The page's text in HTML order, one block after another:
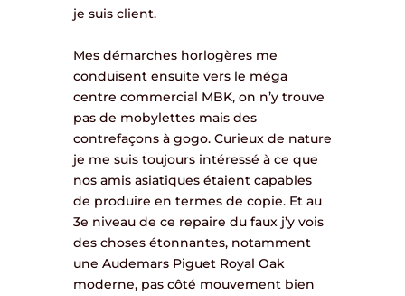
je suis client.
Mes démarches horlogères me
conduisent ensuite vers le méga
centre commercial MBK, on n’y trouve
pas de mobylettes mais des
contrefaçons à gogo. Curieux de nature
je me suis toujours intéressé à ce que
nos amis asiatiques étaient capables
de produire en termes de copie. Et au
3e niveau de ce repaire du faux j’y vois
des choses étonnantes, notamment
une Audemars Piguet Royal Oak
moderne, pas côté mouvement bien